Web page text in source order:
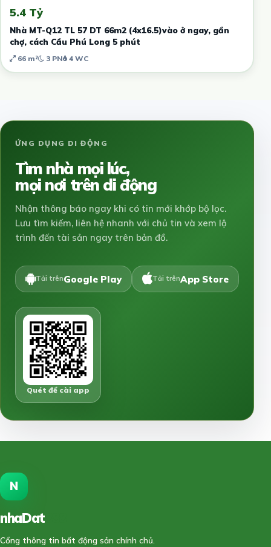
5.4 Tỷ
Nhà MT-Q12 TL 57 DT 66m2 (4x16.5)vào ở ngay, gần
chợ, cách Cầu Phú Long 5 phút
66 m² 3 PN 4 WC
ỨNG DỤNG DI ĐỘNG
Tìm nhà mọi lúc,
mọi nơi trên di động
Nhận thông báo ngay khi có tin mới khớp bộ lọc.
Lưu tìm kiếm, liên hệ nhanh với chủ tin và xem lộ
trình đến tài sản ngay trên bản đồ.
Tải trênGoogle Play Tải trênApp Store
Quét để cài app
N
nhaDat
Cổng thông tin bất động sản chính chủ.